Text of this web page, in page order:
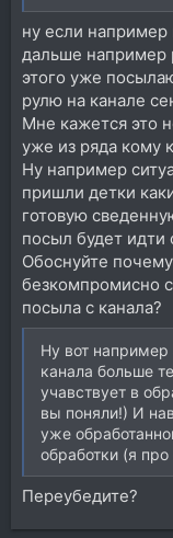
ну если например
дальше например
этого уже
рулю на канале
Мне кажется это
уже из ряда кому
Ну например
пришли детки
готовую
посыл будет идти
Обоснуйте
безкомпромисно
посыла с канала?
Ну вот
канала больше
учавствует в
вы поняли!) И
уже
обработки (я
Переубедите?